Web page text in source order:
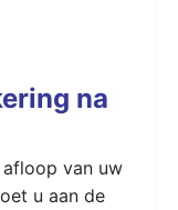
na
van uw
u aan de